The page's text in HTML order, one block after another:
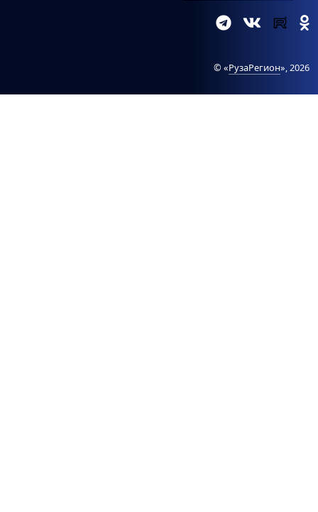
© «РузаРегион», 2026